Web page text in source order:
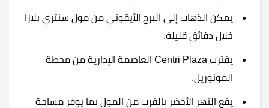
يمكن الذهاب إلى البرج الأيقوني من مول سنتري بلازا
خلال دقائق قليلة.
يقترب Centri Plaza العاصمة الإدارية من محطة
المونوريل.
يقع النهر الأخضر بالقرب من المول بما يوفر مساحة